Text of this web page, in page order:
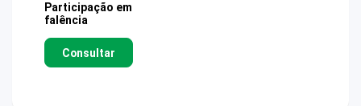
Participação em
falência
Consultar